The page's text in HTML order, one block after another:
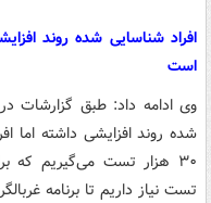
افراد شناسایی شده روند
است
وی ادامه داد: طبق گزارشات در
شده روند افزایشی داشته اما
۳۰ هزار تست می‌گیریم که
تست نیاز داریم تا برنامه